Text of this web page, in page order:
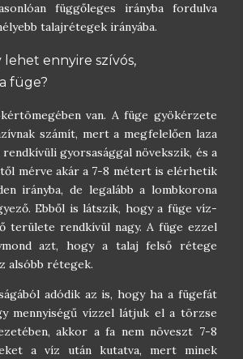
függőleges irányba fordulva
talajrétegek irányába.
lehet ennyire szívós,
füge?
van. A füge gyökérzete
számít, mert a megfelelően laza
gyorsasággal növekszik, és a
mérve akár a 7-8 métert is elérhetik
irányba, de legalább a lombkorona
Ebből is látszik, hogy a füge víz-
területe rendkívül nagy. A füge ezzel
azt, hogy a talaj felső rétege
alsóbb rétegek.
adódik az is, hogy ha a fügefát
mennyiségű vízzel látjuk el a törzse
akkor a fa nem növeszt 7-8
a víz után kutatva, mert minek